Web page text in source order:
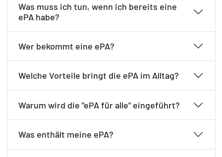
Was muss ich tun, wenn ich bereits eine
ePA habe?
Wer bekommt eine ePA?
Welche Vorteile bringt die ePA im Alltag?
Warum wird die "ePA für alle" eingeführt?
Was enthält meine ePA?